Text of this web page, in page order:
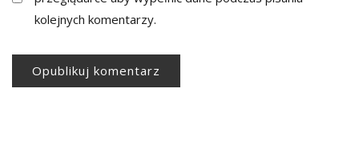
kolejnych komentarzy.